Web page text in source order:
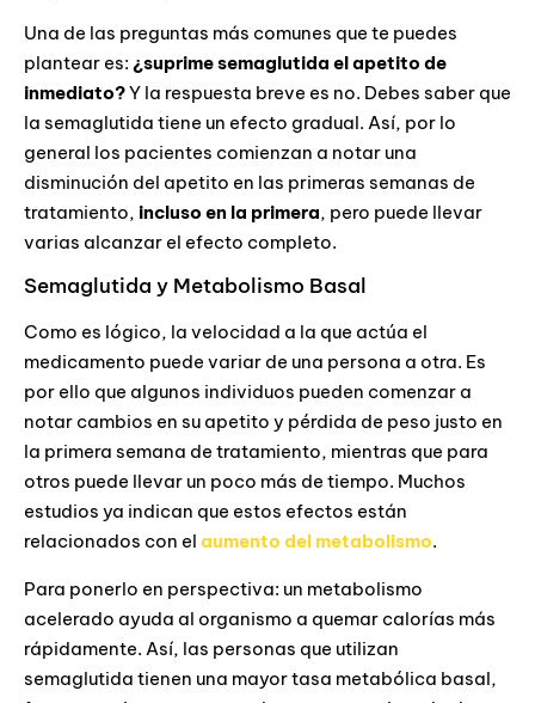
Una de las preguntas más comunes que te puedes
plantear es: ¿suprime semaglutida el apetito de
inmediato?Y la respuesta breve es no. Debes saber que
la semaglutida tiene un efecto gradual. Así, por lo
general los pacientes comienzan a notar una
disminución del apetito en las primeras semanas de
tratamiento, incluso en la primera, pero puede llevar
varias alcanzar el efecto completo.
Semaglutida y Metabolismo Basal
Como es lógico, la velocidad a la que actúa el
medicamento puede variar de una persona a otra. Es
por ello que algunos individuos pueden comenzar a
notar cambios en su apetito y pérdida de peso justo en
la primera semana de tratamiento, mientras que para
otros puede llevar un poco más de tiempo. Muchos
estudios ya indican que estos efectos están
relacionados con el aumento del metabolismo.
Para ponerlo en perspectiva: un metabolismo
acelerado ayuda al organismo a quemar calorías más
rápidamente. Así, las personas que utilizan
semaglutida tienen una mayor tasa metabólica basal,